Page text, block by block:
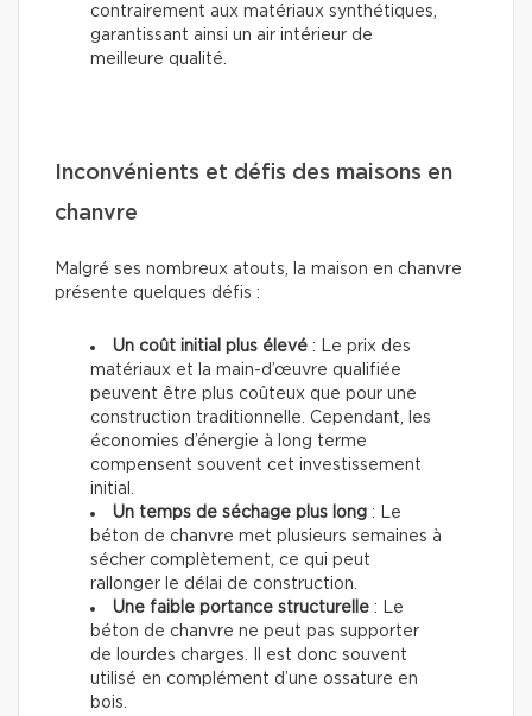
contrairement aux matériaux synthétiques,
garantissant ainsi un air intérieur de
meilleure qualité.
Inconvénients et défis des maisons en
chanvre
Malgré ses nombreux atouts, la maison en chanvre
présente quelques défis :
Un coût initial plus élevé : Le prix des
matériaux et la main-d’œuvre qualifiée
peuvent être plus coûteux que pour une
construction traditionnelle. Cependant, les
économies d’énergie à long terme
compensent souvent cet investissement
initial.
Un temps de séchage plus long : Le
béton de chanvre met plusieurs semaines à
sécher complètement, ce qui peut
rallonger le délai de construction.
Une faible portance structurelle : Le
béton de chanvre ne peut pas supporter
de lourdes charges. Il est donc souvent
utilisé en complément d’une ossature en
bois.